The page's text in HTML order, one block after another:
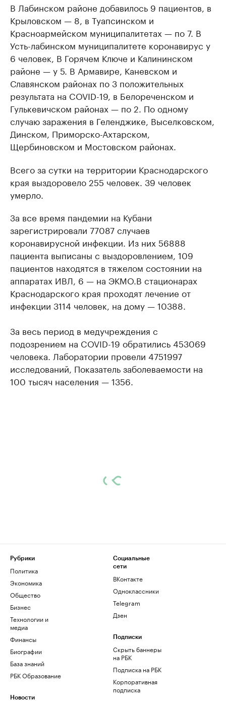
В Лабинском районе добавилось 9 пациентов, в
Крыловском — 8, в Туапсинском и
Красноармейском муниципалитетах — по 7. В
Усть-лабинском муниципалитете коронавирус у
6 человек, В Горячем Ключе и Калининском
районе — у 5. В Армавире, Каневском и
Славянском районах по 3 положительных
результата на COVID-19, в Белореченском и
Гулькевичском районах — по 2. По одному
случаю заражения в Геленджике, Выселковском,
Динском, Приморско-Ахтарском,
Щербиновском и Мостовском районах.
Всего за сутки на территории Краснодарского
края выздоровело 255 человек. 39 человек
умерло.
За все время пандемии на Кубани
зарегистрировали 77087 случаев
коронавирусной инфекции. Из них 56888
пациента выписаны с выздоровлением, 109
пациентов находятся в тяжелом состоянии на
аппаратах ИВЛ, 6 — на ЭКМО.В стационарах
Краснодарского края проходят лечение от
инфекции 3114 человек, на дому — 10388.
За весь период в медучреждения с
подозрением на COVID-19 обратились 453069
человека. Лаборатории провели 4751997
исследований, Показатель заболеваемости на
100 тысяч населения — 1356.
Рубрики
Политика
Экономика
Общество
Бизнес
Технологии и
медиа
Финансы
Биографии
База знаний
РБК Образование
Новости
Социальные
сети
ВКонтакте
Одноклассники
Telegram
Дзен
Подписки
Скрыть баннеры
на РБК
Подписка на РБК
Корпоративная
подписка